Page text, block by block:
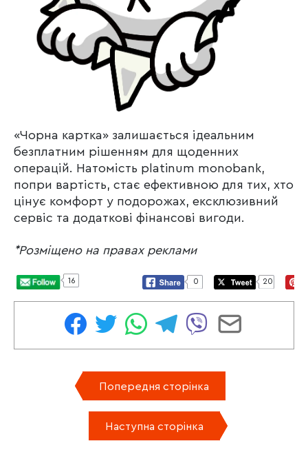
«Чорна картка» залишається ідеальним
безплатним рішенням для щоденних
операцій. Натомість platinum monobank,
попри вартість, стає ефективною для тих, хто
цінує комфорт у подорожах, ексклюзивний
сервіс та додаткові фінансові вигоди.
*Розміщено на правах реклами
16 0 20
Попередня сторінка
Наступна сторінка